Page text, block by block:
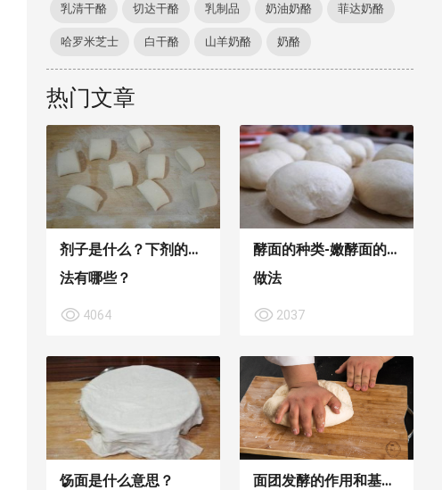
乳清干酪 切达干酪 乳制品 奶油奶酪 菲达奶酪
哈罗米芝士 白干酪 山羊奶酪 奶酪
热门文章
剂子是什么？下剂的手
法有哪些？
4064
酵面的种类-嫩酵面的
做法
2037
饧面是什么意思？
面团发酵的作用和基本